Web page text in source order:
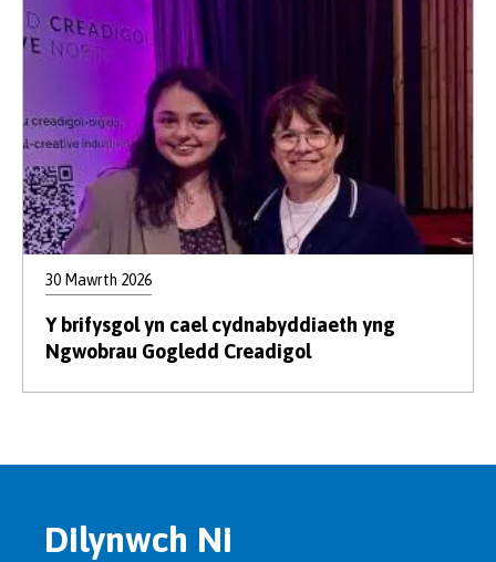
30 Mawrth 2026
Y brifysgol yn cael cydnabyddiaeth yng
Ngwobrau Gogledd Creadigol
Dilynwch Ni